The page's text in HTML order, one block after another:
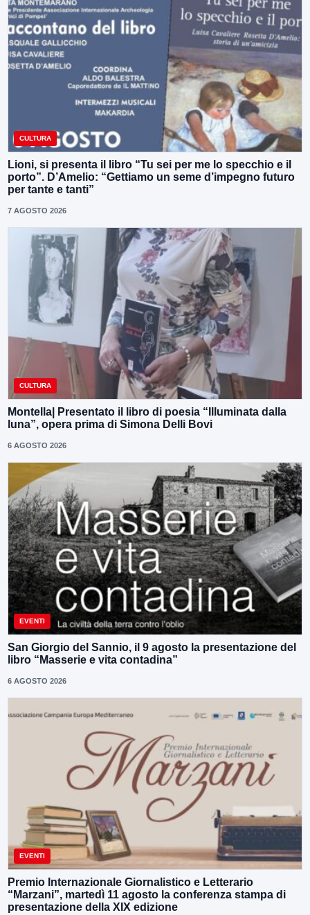
CULTURA
Lioni, si presenta il libro “Tu sei per me lo specchio e il
porto”. D’Amelio: “Gettiamo un seme d’impegno futuro
per tante e tanti”
7 AGOSTO 2026
CULTURA
Montella| Presentato il libro di poesia “Illuminata dalla
luna”, opera prima di Simona Delli Bovi
6 AGOSTO 2026
EVENTI
San Giorgio del Sannio, il 9 agosto la presentazione del
libro “Masserie e vita contadina”
6 AGOSTO 2026
EVENTI
Premio Internazionale Giornalistico e Letterario
“Marzani”, martedì 11 agosto la conferenza stampa di
presentazione della XIX edizione